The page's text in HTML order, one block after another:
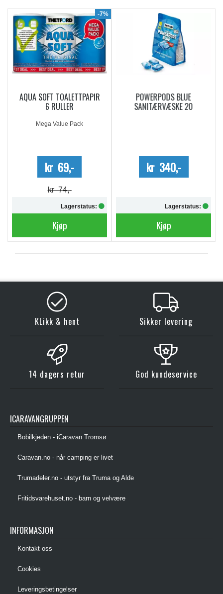
-7%
AQUA SOFT TOALETTPAPIR
6 RULLER
Mega Value Pack
kr 69,-
kr 74,-
Lagerstatus:
Kjøp
POWERPODS BLUE
SANITÆRVÆSKE 20
kr 340,-
Lagerstatus:
Kjøp
KLikk & hent Sikker levering
14 dagers retur God kundeservice
ICARAVANGRUPPEN
Bobilkjeden - iCaravan Tromsø
Caravan.no - når camping er livet
Trumadeler.no - utstyr fra Truma og Alde
Fritidsvarehuset.no - barn og velvære
INFORMASJON
Kontakt oss
Cookies
Leveringsbetingelser